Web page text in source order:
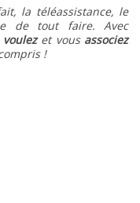
la téléassistance, le
de tout faire. Avec
et vous associez
!